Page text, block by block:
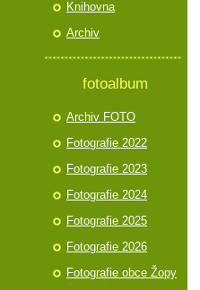
Knihovna
Archiv
fotoalbum
Archiv FOTO
Fotografie 2022
Fotografie 2023
Fotografie 2024
Fotografie 2025
Fotografie 2026
Fotografie obce Žopy